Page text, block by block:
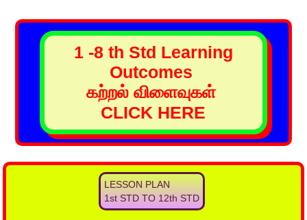
1 -8 th Std Learning
Outcomes
கற்றல் விளைவுகள்
CLICK HERE
LESSON PLAN
1st STD TO 12th STD